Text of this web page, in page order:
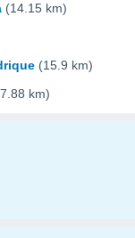
(14.15 km)
(15.9 km)
km)